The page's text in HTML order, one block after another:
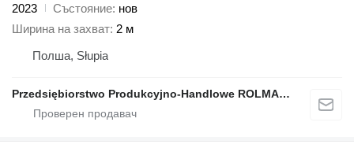
2023
Състояние нов
Ширина на захват 2 м
Полша, Słupia
Przedsiębiorstwo Produkcyjno-Handlowe ROLMAPOL Marcin Dziekan